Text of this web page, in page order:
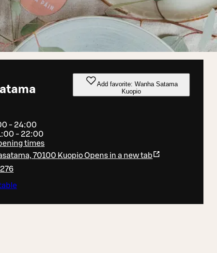
Add favorite: Wanha Satama
Kuopio
- 24:00
- 22:00
times
70100 KuopioOpens in a new tab